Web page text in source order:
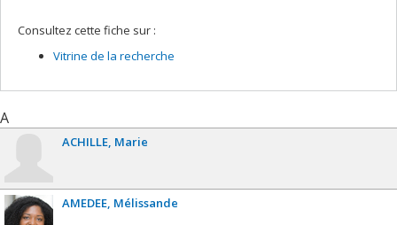
Consultez cette fiche sur :
Vitrine de la recherche
A
ACHILLE Marie
AMEDEE Mélissande